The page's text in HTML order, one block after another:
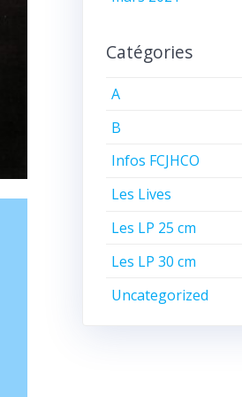
Catégories
A
B
Infos FCJHCO
Les Lives
Les LP 25 cm
Les LP 30 cm
Uncategorized